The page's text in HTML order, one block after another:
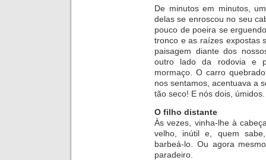
De minutos em minutos,
delas se enroscou no seu
pouco de poeira se
tronco e as raízes expostas
paisagem diante dos
outro lado da rodovia e
mormaço. O carro
nos sentamos, acentuava a
tão seco! E nós dois, úmidos.
O fi­lho dis­tante
Às ve­zes, vinha-lhe à
ve­lho, inú­til e, quem
barbeá-lo. Ou agora
paradeiro.